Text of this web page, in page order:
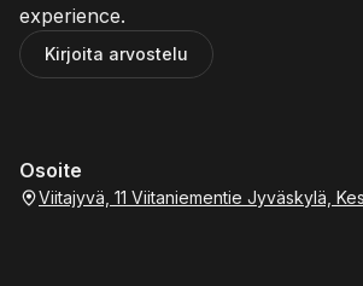
experience.
Kirjoita arvostelu
Osoite
Viitajyvä, 11 Viitaniementie Jyväskylä,